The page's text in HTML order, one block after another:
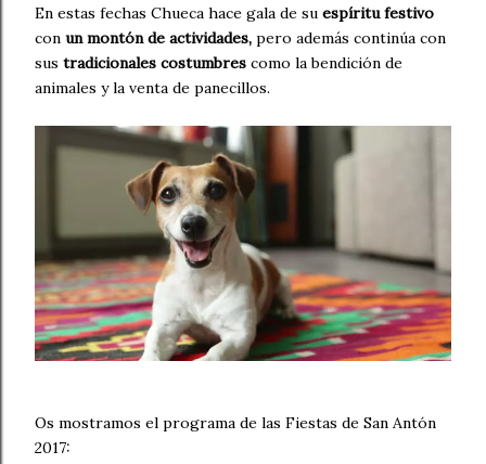
En estas fechas Chueca hace gala de su espíritu festivo
con un montón de actividades, pero además continúa con
sus tradicionales costumbres como la bendición de
animales y la venta de panecillos.
Os mostramos el programa de las Fiestas de San Antón
2017: